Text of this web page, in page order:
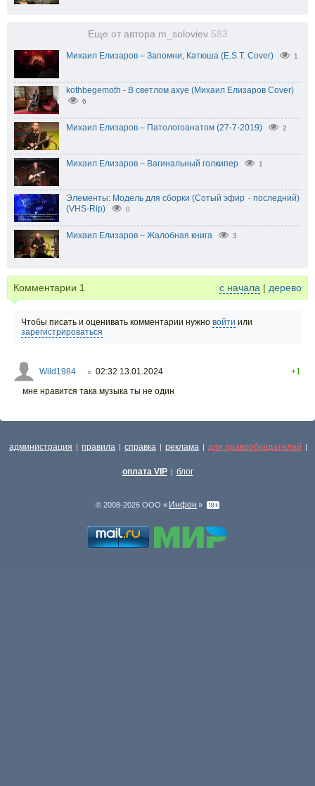
Еще от автора m_soloviev 583
Михаил Елизаров – Запомни, Катюша (E.S.T. Cover) 1
kothbegemoth - В светлом ахуе (Михаил Елизаров Cover)
6
Михаил Елизаров – Патологоанатом (27-7-2019) 2
Михаил Елизаров – Вагинальный голкипер 1
Элементы: Модель для сборки (Сотый эфир ٠ последний)
(VHS-Rip)
0
Михаил Елизаров – Жалобная книга 3
Комментарии 1 с начала | дерево
Чтобы писать и оценивать комментарии нужно войти или
зарегистрироваться
Wild1984 ○ 02:32 13.01.2024
+1
мне нравится така музыка ты не один
администрация | правила | справка | реклама | для правообладателей |
оплата VIP | блог
© 2008-2026 ООО « Инфон »